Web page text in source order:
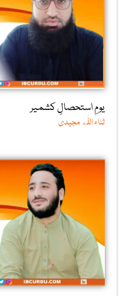
یومِ استحصالِ کشمیر
ثناء اللّٰه مجیدی